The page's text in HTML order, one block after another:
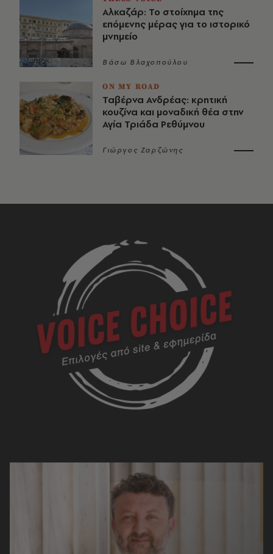
Αλκαζάρ: Το στοίχημα της
επόμενης μέρας για το ιστορικό
μνημείο
Βάσω Βλαχοπούλου
ON MY ROAD
Ταβέρνα Ανδρέας: κρητική
κουζίνα και μοναδική θέα στην
Αγία Τριάδα Ρεθύμνου
Γιώργος Ζαρζώνης